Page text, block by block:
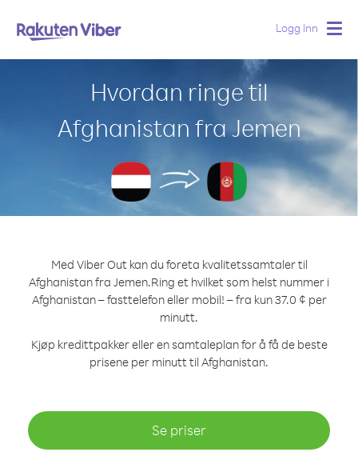
Logg Inn
Hvordan ringe til
Afghanistan fra Jemen
Med Viber Out kan du foreta kvalitetssamtaler til
Afghanistan fra Jemen.Ring et hvilket som helst nummer i
Afghanistan – fasttelefon eller mobil! – fra kun 37.0 ¢ per
minutt.
Kjøp kredittpakker eller en samtaleplan for å få de beste
prisene per minutt til Afghanistan.
Se priser